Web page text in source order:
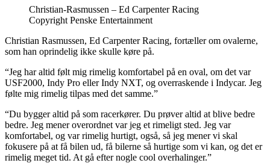
Christian-Rasmussen – Ed Carpenter Racing
Copyright Penske Entertainment
Christian Rasmussen, Ed Carpenter Racing, fortæller om ovalerne,
som han oprindelig ikke skulle køre på.
“Jeg har altid følt mig rimelig komfortabel på en oval, om det var
USF2000, Indy Pro eller Indy NXT, og overraskende i Indycar. Jeg
følte mig rimelig tilpas med det samme.”
“Du bygger altid på som racerkører. Du prøver altid at blive bedre
bedre. Jeg mener overordnet var jeg et rimeligt sted. Jeg var
komfortabel, og var rimelig hurtigt, også, så jeg mener vi skal
fokusere på at få bilen ud, få bilerne så hurtige som vi kan, og det er
rimelig meget tid. At gå efter nogle cool overhalinger.”